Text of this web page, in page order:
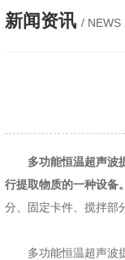
新闻资讯 / NEWS
多功能恒温超声波
行提取物质的一种设备
分、固定卡件、搅拌部
多功能恒温超声波提